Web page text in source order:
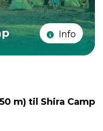
Info
m) til Shira Camp